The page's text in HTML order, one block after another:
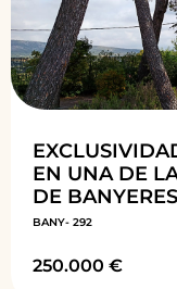
EN UNA DE
DE
BANY- 292
250.000 €